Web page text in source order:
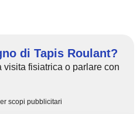
di Tapis Roulant?
visita fisiatrica o parlare con
scopi pubblicitari